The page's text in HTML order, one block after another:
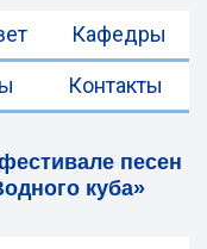
Кафедры
Контакты
песен
куба»